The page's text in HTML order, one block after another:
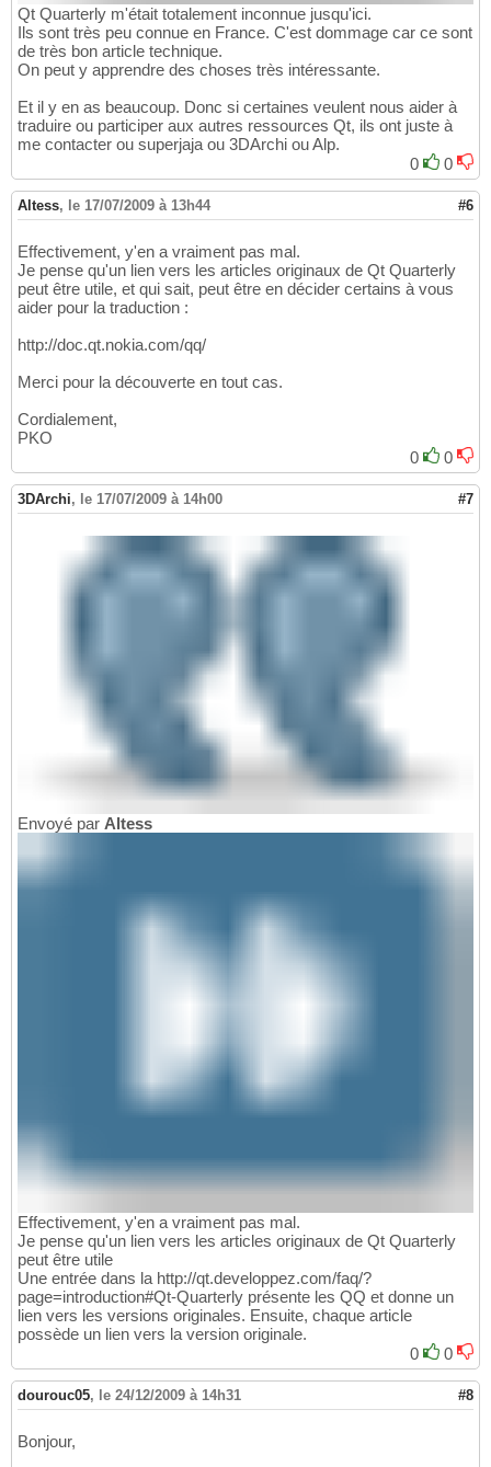
Qt Quarterly m'était totalement inconnue jusqu'ici.
Ils sont très peu connue en France. C'est dommage car ce sont
de très bon article technique.
On peut y apprendre des choses très intéressante.
Et il y en as beaucoup. Donc si certaines veulent nous aider à
traduire ou participer aux autres ressources Qt, ils ont juste à
me contacter ou superjaja ou 3DArchi ou Alp.
0
0
Altess, le 17/07/2009 à 13h44 #6
Effectivement, y'en a vraiment pas mal.
Je pense qu'un lien vers les articles originaux de Qt Quarterly
peut être utile, et qui sait, peut être en décider certains à vous
aider pour la traduction :
http://doc.qt.nokia.com/qq/
Merci pour la découverte en tout cas.
Cordialement,
PKO
0
0
3DArchi, le 17/07/2009 à 14h00 #7
Envoyé par Altess
Effectivement, y'en a vraiment pas mal.
Je pense qu'un lien vers les articles originaux de Qt Quarterly
peut être utile
Une entrée dans la http://qt.developpez.com/faq/?
page=introduction#Qt-Quarterly présente les QQ et donne un
lien vers les versions originales. Ensuite, chaque article
possède un lien vers la version originale.
0
0
dourouc05, le 24/12/2009 à 14h31 #8
Bonjour,